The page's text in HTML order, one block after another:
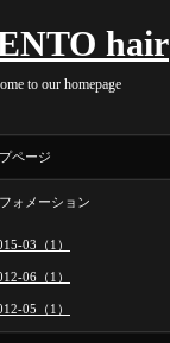
hair
to our homepage
ページ
ォメーション
03（1）
06（1）
05（1）